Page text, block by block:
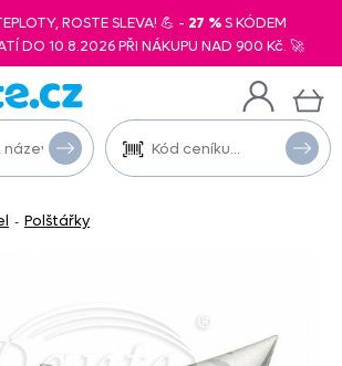
ROSTE SLEVA! 💪 - 27 %S KÓDEM
DO 10.8.2026 PŘI NÁKUPU NAD 900 Kč. 🚀
- Polštářky